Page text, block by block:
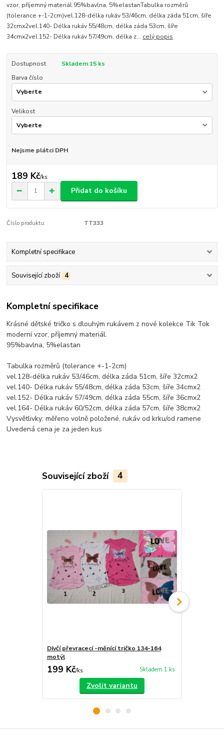
vzor, příjemný materiál.95%bavlna, 5%elastanTabulka rozměrů
(tolerance +-1-2cm)vel.128-délka rukáv 53/46cm, délka záda 51cm, šíře
32cmx2vel.140- Délka rukáv 55/48cm, délka záda 53cm, šíře
34cmx2vel.152- Délka rukáv 57/49cm, délka z... celý popis
Dostupnost
Skladem 15 ks
Barva číslo
Velikost
Nejsme plátci DPH
189 Kč/ks
Přidat do košíku
Číslo produktu: TT333
Kompletní specifikace
Související zboží 4
Kompletní specifikace
Krásné dětské tričko s dlouhým rukávem z nové kolekce Tik Tok
moderní vzor, příjemný materiál.
95%bavlna, 5%elastan
Tabulka rozměrů (tolerance +-1-2cm)
vel.128-délka rukáv 53/46cm, délka záda 51cm, šíře 32cmx2
vel.140- Délka rukáv 55/48cm, délka záda 53cm, šíře 34cmx2
vel.152- Délka rukáv 57/49cm, délka záda 55cm, šíře 36cmx2
vel.164- Délka rukáv 60/52cm, délka záda 57cm, šíře 38cmx2
Vysvětlivky: měřeno volně položené, rukáv od krku/od ramene
Uvedená cena je za jeden kus
Související zboží 4
Dívčí převracecí -měnící tričko 134-164
motýl
199 Kč/ks Skladem 1 ks
Zvolit variantu